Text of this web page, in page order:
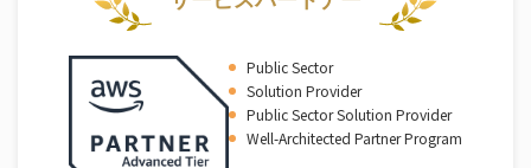
Public Sector
Solution Provider
Public Sector Solution Provider
Well-Architected Partner Program